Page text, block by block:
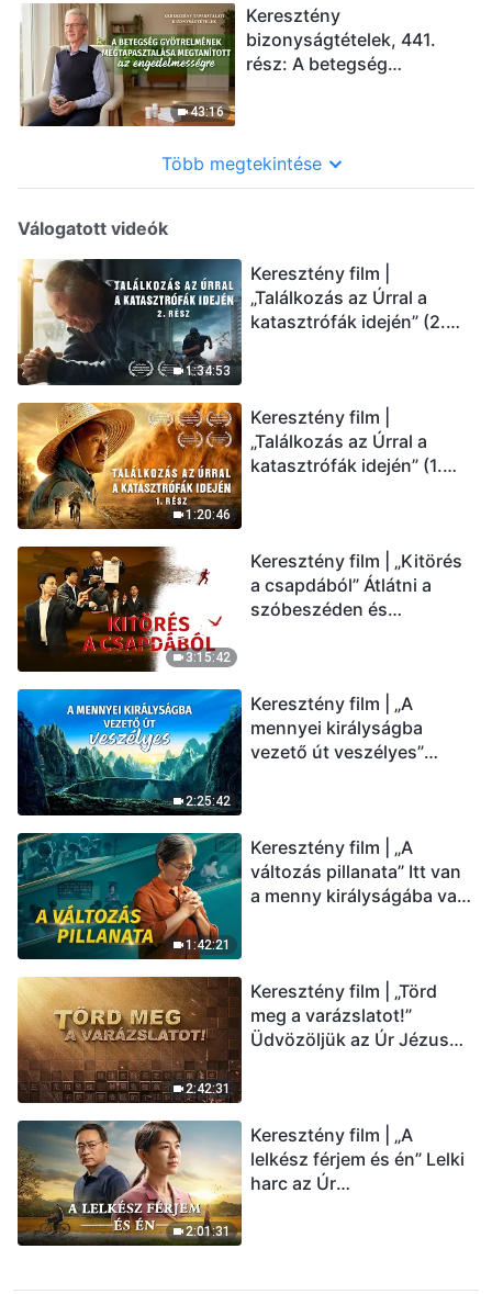
43:16
Keresztény
bizonyságtételek, 441.
rész: A betegség
engedelmességre
Több megtekintése
Válogatott videók
1:34:53
Keresztény film |
„Találkozás az Úrral a
katasztrófák idején” (2.
országába? (Magyar
szinkron)
1:20:46
Keresztény film |
„Találkozás az Úrral a
katasztrófák idején” (1.
3:15:42
Keresztény film | „Kitörés
a csapdából” Átlátni a
szóbeszéden és
2:25:42
Keresztény film | „A
mennyei királyságba
vezető út veszélyes”
1:42:21
Keresztény film | „A
változás pillanata” Itt van
a menny királyságába való
2:42:31
Keresztény film | „Törd
meg a varázslatot!”
Üdvözöljük az Úr Jézus
2:01:31
Keresztény film | „A
lelkész férjem és én” Lelki
harc az Úr